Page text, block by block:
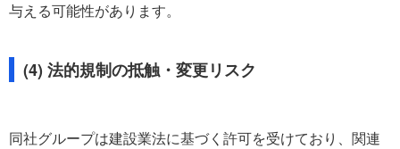
与える可能性があります。
(4) 法的規制の抵触・変更リスク
同社グループは建設業法に基づく許可を受けており、関連